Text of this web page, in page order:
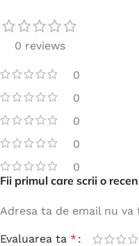
0 reviews
0
0
0
0
0
Fii primul care scrii o
Adresa ta de email nu
Evaluarea ta *